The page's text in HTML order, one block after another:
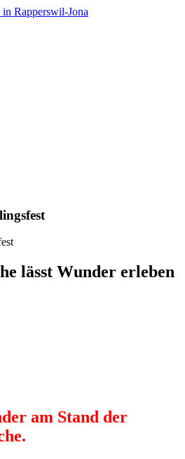
lässt Wunder erleben
am Stand der